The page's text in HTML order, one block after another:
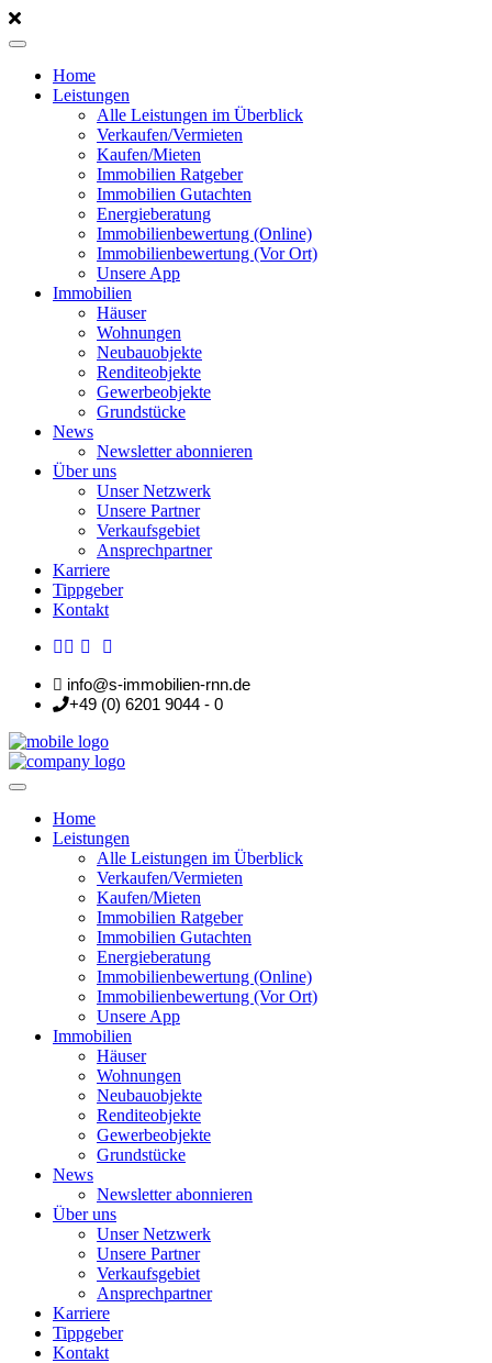
Home
Leistungen
Alle Leistungen im Überblick
Verkaufen/Vermieten
Kaufen/Mieten
Immobilien Ratgeber
Immobilien Gutachten
Energieberatung
Immobilienbewertung (Online)
Immobilienbewertung (Vor Ort)
Unsere App
Immobilien
Häuser
Wohnungen
Neubauobjekte
Renditeobjekte
Gewerbeobjekte
Grundstücke
News
Newsletter abonnieren
Über uns
Unser Netzwerk
Unsere Partner
Verkaufsgebiet
Ansprechpartner
Karriere
Tippgeber
Kontakt
info@s-immobilien-rnn.de
+49 (0) 6201 9044 - 0
Home
Leistungen
Alle Leistungen im Überblick
Verkaufen/Vermieten
Kaufen/Mieten
Immobilien Ratgeber
Immobilien Gutachten
Energieberatung
Immobilienbewertung (Online)
Immobilienbewertung (Vor Ort)
Unsere App
Immobilien
Häuser
Wohnungen
Neubauobjekte
Renditeobjekte
Gewerbeobjekte
Grundstücke
News
Newsletter abonnieren
Über uns
Unser Netzwerk
Unsere Partner
Verkaufsgebiet
Ansprechpartner
Karriere
Tippgeber
Kontakt